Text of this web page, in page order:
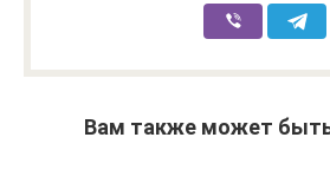
Вам также может быть